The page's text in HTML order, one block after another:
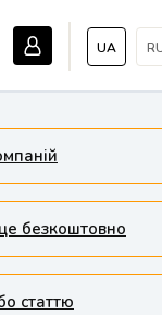
UA
безкоштовно
статтю